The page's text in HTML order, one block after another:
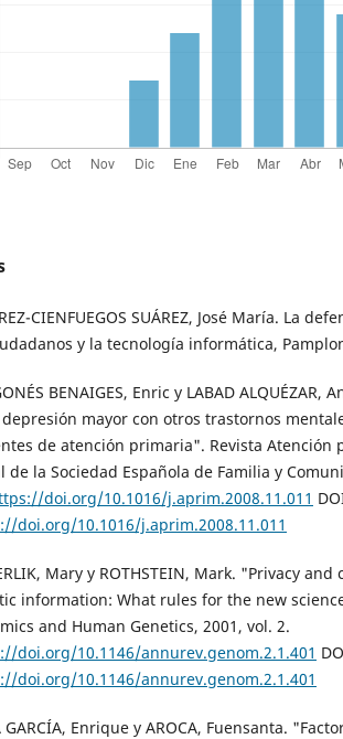
CIENFUEGOS SUÁREZ, José María. La
y la tecnología informática,
BENAIGES, Enric y LABAD
mayor con otros trastornos
de atención primaria". Revista Atención
de la Sociedad Española de Familia y
doi.org/10.1016/j.aprim.2008.11.011
doi.org/10.1016/j.aprim.2008.11.011
Mary y ROTHSTEIN, Mark. "Privacy
information: What rules for the new
and Human Genetics, 2001, vol. 2.
doi.org/10.1146/annurev.genom.2.1.401
doi.org/10.1146/annurev.genom.2.1.401
GARCÍA, Enrique y AROCA, Fuensanta.